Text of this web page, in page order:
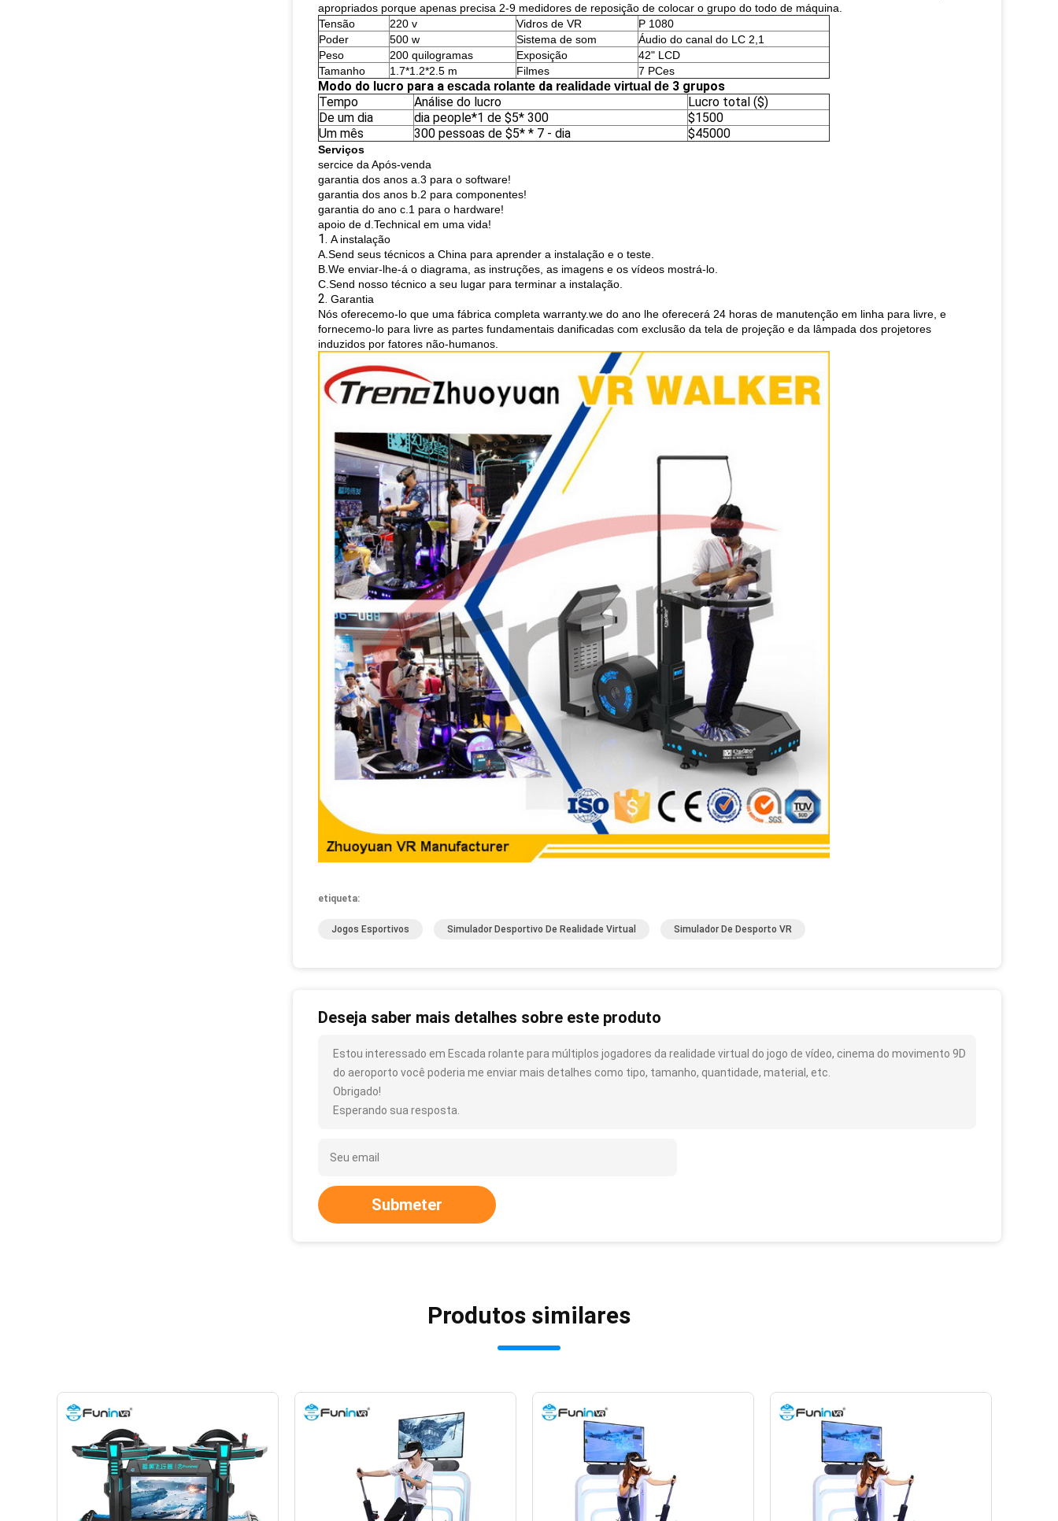
apropriados porque apenas precisa 2-9 medidores de reposição de colocar o grupo do todo de máquina.
Tensão
220 v Vidros de VR
P 1080
Poder
500 w Sistema de som
Áudio do canal do LC 2,1
Peso
200 quilogramas Exposição
42" LCD
Tamanho
1.7*1.2*2.5 m Filmes 7 PCes
Modo do lucro para a escada rolante da realidade virtual de 3 grupos
Tempo
Análise do lucro
Lucro total ($)
De um dia
dia people*1 de $5* 300
$1500
Um mês
300 pessoas de $5* * 7 - dia $45000
Serviços
sercice da Após-venda
garantia dos anos a.3 para o software!
garantia dos anos b.2 para componentes!
garantia do ano c.1 para o hardware!
apoio de d.Technical em uma vida!
1. A instalação
A.Send seus técnicos a China para aprender a instalação e o teste.
B.We enviar-lhe-á o diagrama, as instruções, as imagens e os vídeos mostrá-lo.
C.Send nosso técnico a seu lugar para terminar a instalação.
2. Garantia
Nós oferecemo-lo que uma fábrica completa warranty.we do ano lhe oferecerá 24 horas de manutenção em linha para livre, e
fornecemo-lo para livre as partes fundamentais danificadas com exclusão da tela de projeção e da lâmpada dos projetores
induzidos por fatores não-humanos.
etiqueta:
Jogos Esportivos Simulador Desportivo De Realidade Virtual Simulador De Desporto VR
Deseja saber mais detalhes sobre este produto
Estou interessado em Escada rolante para múltiplos jogadores da realidade virtual do jogo de vídeo, cinema do movimento 9D
do aeroporto você poderia me enviar mais detalhes como tipo, tamanho, quantidade, material, etc.
Obrigado!
Esperando sua resposta.
Submeter
Produtos similares